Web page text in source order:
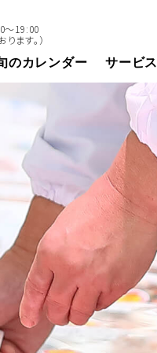
～19:00
ます。）
のカレンダー サービ